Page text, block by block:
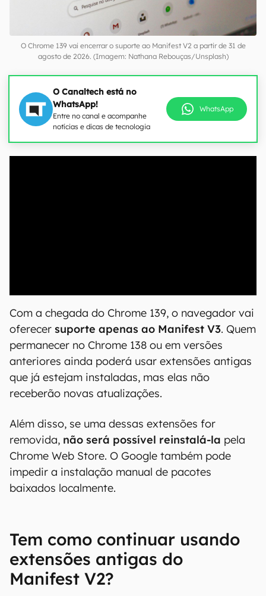
O Chrome 139 vai encerrar o suporte ao Manifest V2 a partir de 31 de
agosto de 2026. (Imagem: Nathana Rebouças/Unsplash)
O Canaltech está no
WhatsApp!
Entre no canal e acompanhe
notícias e dicas de tecnologia
WhatsApp
Com a chegada do Chrome 139, o navegador vai
oferecer suporte apenas ao Manifest V3. Quem
permanecer no Chrome 138 ou em versões
anteriores ainda poderá usar extensões antigas
que já estejam instaladas, mas elas não
receberão novas atualizações.
Além disso, se uma dessas extensões for
removida, não será possível reinstalá-la pela
Chrome Web Store. O Google também pode
impedir a instalação manual de pacotes
baixados localmente.
Tem como continuar usando
extensões antigas do
Manifest V2?